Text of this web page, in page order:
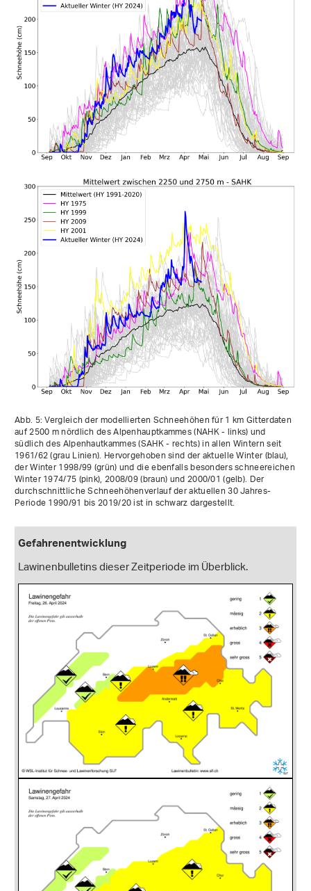
Abb. 5: Vergleich der modellierten Schneehöhen für 1 km Gitterdaten
auf 2500 m nördlich des Alpenhauptkammes (NAHK - links) und
südlich des Alpenhautkammes (SAHK - rechts) in allen Wintern seit
1961/62 (grau Linien). Hervorgehoben sind der aktuelle Winter (blau),
der Winter 1998/99 (grün) und die ebenfalls besonders schneereichen
Winter 1974/75 (pink), 2008/09 (braun) und 2000/01 (gelb). Der
durchschnittliche Schneehöhenverlauf der aktuellen 30 Jahres-
Periode 1990/91 bis 2019/20 ist in schwarz dargestellt.
Gefahrenentwicklung
Lawinenbulletins dieser Zeitperiode im Überblick.